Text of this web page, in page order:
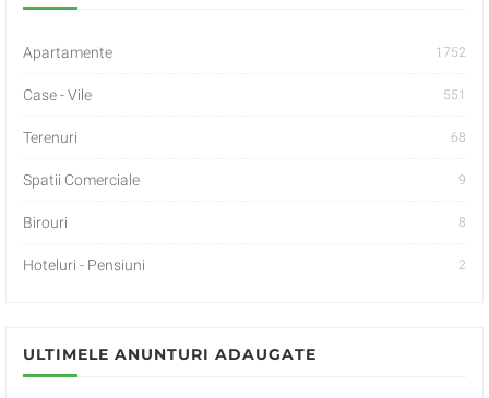
Apartamente 1752
Case - Vile 551
Terenuri 68
Spatii Comerciale 9
Birouri 8
Hoteluri - Pensiuni 2
ULTIMELE ANUNTURI ADAUGATE